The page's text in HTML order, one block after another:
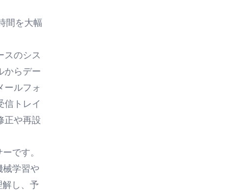
間を大幅
スのシス
からデー
ールフォ
信トレイ
正や再設
ーです。
学習や
し、予